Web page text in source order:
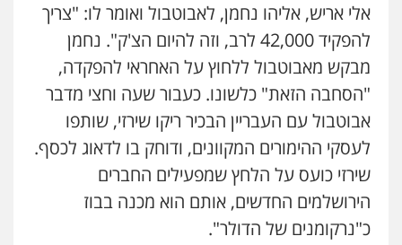
אלי אריש, אליהו נחמן, לאבוטבול ואומר לו: "צריך
להפקיד 42,000 לרב, וזה להיום הצ'ק". נחמן
מבקש מאבוטבול ללחוץ על האחראי להפקדה,
"הסחבה הזאת" כלשונו. כעבור שעה וחצי מדבר
אבוטבול עם העבריין הבכיר ריקו שירזי, שותפו
לעסקי ההימורים המקוונים, ודוחק בו לדאוג לכסף.
שירזי כועס על הלחץ שמפעילים החברים
הירושלמים החדשים, אותם הוא מכנה בבוז
כ"נרקומנים של הדולר".